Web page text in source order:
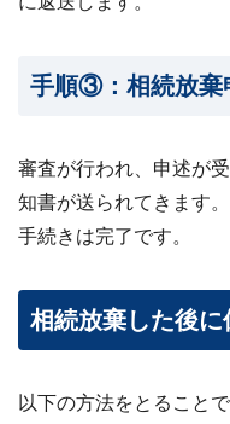
手順③：相続放棄
審査が行われ、申述が
知書が送られてきます
手続きは完了です。
相続放棄した後
以下の方法をとること